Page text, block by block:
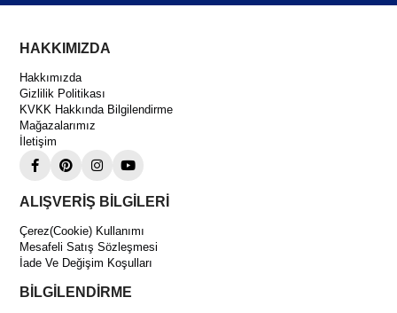
HAKKIMIZDA
Hakkımızda
Gizlilik Politikası
KVKK Hakkında Bilgilendirme
Mağazalarımız
İletişim
ALIŞVERİŞ BİLGİLERİ
Çerez(Cookie) Kullanımı
Mesafeli Satış Sözleşmesi
İade Ve Değişim Koşulları
BİLGİLENDİRME